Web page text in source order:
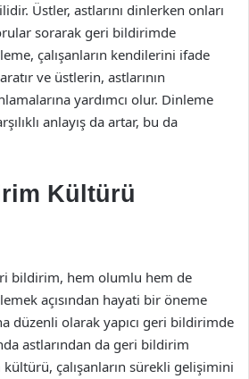
Üstler, astlarını dinlerken onları
sorarak geri bildirimde
çalışanların kendilerini ifade
ve üstlerin, astlarının
yardımcı olur. Dinleme
anlayış da artar, bu da
Kültürü
bildirim, hem olumlu hem de
açısından hayati bir öneme
düzenli olarak yapıcı geri bildirimde
astlarından da geri bildirim
çalışanların sürekli gelişimini